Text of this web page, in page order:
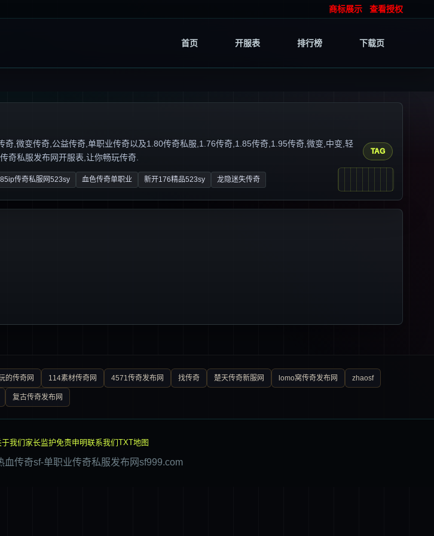
商标展示 查看授权
首页 开服表 排行榜 下载页
,微变传奇,公益传奇,单职业传奇以及1.80传奇私服,1.76传奇,1.85传奇,1.95传奇,微变,中变,轻
奇私服发布网开服表,让你畅玩传奇.
传奇私服网523sy 血色传奇单职业 新开176精品523sy 龙隐迷失传奇
TAG
的传奇网 114素材传奇网 4571传奇发布网 找传奇 楚天传奇新服网 lomo窝传奇发布网 zhaosf
复古传奇发布网
我们 家长监护免责申明联系我们TXT地图
传奇sf-单职业传奇私服发布网sf999.com